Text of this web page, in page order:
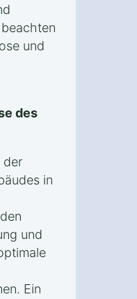
und
des
der
in
und
Ein